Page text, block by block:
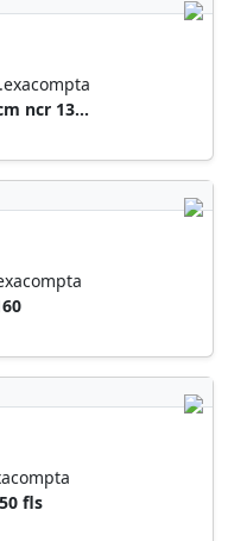
...
spirale ...
s.a....
s.a. - 1...
430 tour...
s.a....